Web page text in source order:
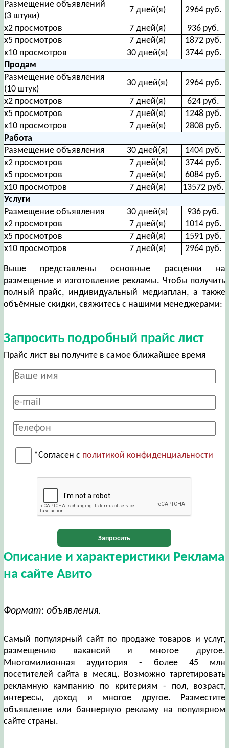
Размещение объявлений
(3 штуки)
7 дней(я)
2964 руб.
х2 просмотров
7 дней(я)
936 руб.
х5 просмотров
7 дней(я)
1872 руб.
х10 просмотров
30 дней(я)
3744 руб.
Продам
Размещение объявления
(10 штук)
30 дней(я)
2964 руб.
х2 просмотров
7 дней(я)
624 руб.
х5 просмотров
7 дней(я)
1248 руб.
х10 просмотров
7 дней(я)
2808 руб.
Работа
Размещение объявления
30 дней(я)
1404 руб.
х2 просмотров
7 дней(я)
3744 руб.
х5 просмотров
7 дней(я)
6084 руб.
х10 просмотров
7 дней(я)
13572 руб.
Услуги
Размещение объявления
30 дней(я)
936 руб.
х2 просмотров
7 дней(я)
1014 руб.
х5 просмотров
7 дней(я)
1591 руб.
х10 просмотров
7 дней(я) 2964 руб.
Выше представлены основные расценки на
размещение и изготовление рекламы. Чтобы получить
полный прайс, индивидуальный медиаплан, а также
объёмные скидки, свяжитесь с нашими менеджерами:
Запросить подробный прайс лист
Прайс лист вы получите в самое ближайшее время
*Согласен с политикой конфиденциальности
Запросить
Описание и характеристики Реклама
на сайте Авито
Формат: объявления.
Самый популярный сайт по продаже товаров и услуг,
размещению вакансий и многое другое.
Многомилионная аудитория - более 45 млн
посетителей сайта в месяц. Возможно таргетировать
рекламную кампанию по критериям - пол, возраст,
интересы, доход и многое другое. Разместите
объявление или баннерную рекламу на популярном
сайте страны.